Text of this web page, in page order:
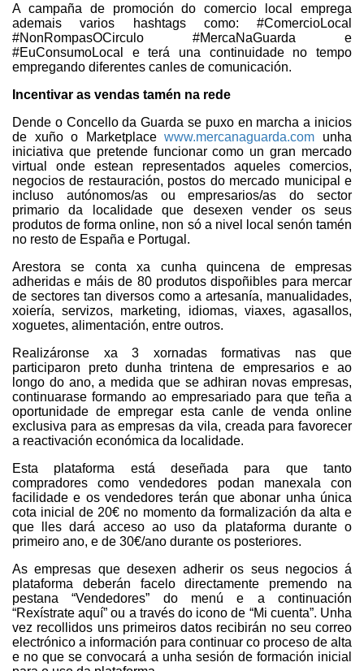
A campaña de promoción do comercio local emprega
ademais varios hashtags como: #ComercioLocal
#NonRompasOCirculo #MercaNaGuarda e
#EuConsumoLocal e terá una continuidade no tempo
empregando diferentes canles de comunicación.
Incentivar as vendas tamén na rede
Dende o Concello da Guarda se puxo en marcha a inicios
de xuño o Marketplacewww.mercanaguarda.com unha
iniciativa que pretende funcionar como un gran mercado
virtual onde estean representados aqueles comercios,
negocios de restauración, postos do mercado municipal e
incluso autónomos/as ou empresarios/as do sector
primario da localidade que desexen vender os seus
produtos de forma online, non só a nivel local senón tamén
no resto de España e Portugal.
Arestora se conta xa cunha quincena de empresas
adheridas e máis de 80 produtos dispoñibles para mercar
de sectores tan diversos como a artesanía, manualidades,
xoiería, servizos, marketing, idiomas, viaxes, agasallos,
xoguetes, alimentación, entre outros.
Realizáronse xa 3 xornadas formativas nas que
participaron preto dunha trintena de empresarios e ao
longo do ano, a medida que se adhiran novas empresas,
continuarase formando ao empresariado para que teña a
oportunidade de empregar esta canle de venda online
exclusiva para as empresas da vila, creada para favorecer
a reactivación económica da localidade.
Esta plataforma está deseñada para que tanto
compradores como vendedores podan manexala con
facilidade e os vendedores terán que abonar unha única
cota inicial de 20€ no momento da formalización da alta e
que lles dará acceso ao uso da plataforma durante o
primeiro ano, e de 30€/ano durante os posteriores.
As empresas que desexen adherir os seus negocios á
plataforma deberán facelo directamente premendo na
pestana “Vendedores” do menú e a continuación
“Rexístrate aquí” ou a través do icono de “Mi cuenta”. Unha
vez recollidos uns primeiros datos recibirán no seu correo
electrónico a información para continuar co proceso de alta
e no que se convocará a unha sesión de formación inicial